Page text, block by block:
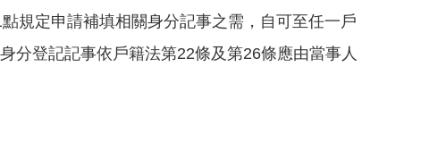
規定申請補填相關身分記事之需，自可至任一戶
分登記記事依戶籍法第22條及第26條應由當事人